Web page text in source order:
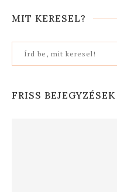
MIT KERESEL?
FRISS BEJEGYZÉSEK